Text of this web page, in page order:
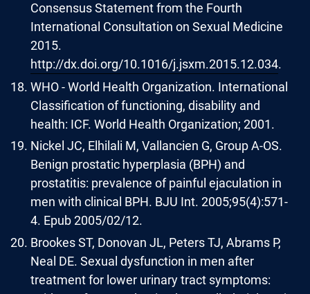
Consensus Statement from the Fourth
International Consultation on Sexual Medicine
2015.
http://dx.doi.org/10.1016/j.jsxm.2015.12.034.
WHO - World Health Organization. International
Classification of functioning, disability and
health: ICF. World Health Organization; 2001.
Nickel JC, Elhilali M, Vallancien G, Group A-OS.
Benign prostatic hyperplasia (BPH) and
prostatitis: prevalence of painful ejaculation in
men with clinical BPH. BJU Int. 2005;95(4):571-
4. Epub 2005/02/12.
Brookes ST, Donovan JL, Peters TJ, Abrams P,
Neal DE. Sexual dysfunction in men after
treatment for lower urinary tract symptoms: